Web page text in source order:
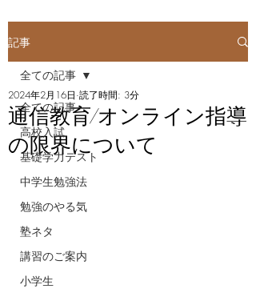
記事
全ての記事
高校入試
基礎学力テスト
中学生勉強法
勉強のやる気
塾ネタ
講習のご案内
小学生
全ての記事
通信教育/オンライン指導
の限界について
2024年2月16日 読了時間: 3分